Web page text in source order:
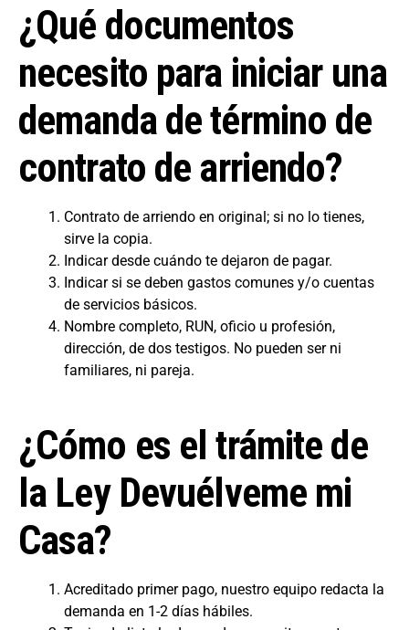
¿Qué documentos
necesito para iniciar una
demanda de término de
contrato de arriendo?
Contrato de arriendo en original; si no lo tienes,
sirve la copia.
Indicar desde cuándo te dejaron de pagar.
Indicar si se deben gastos comunes y/o cuentas
de servicios básicos.
Nombre completo, RUN, oficio u profesión,
dirección, de dos testigos. No pueden ser ni
familiares, ni pareja.
¿Cómo es el trámite de
la Ley Devuélveme mi
Casa?
Acreditado primer pago, nuestro equipo redacta la
demanda en 1-2 días hábiles.